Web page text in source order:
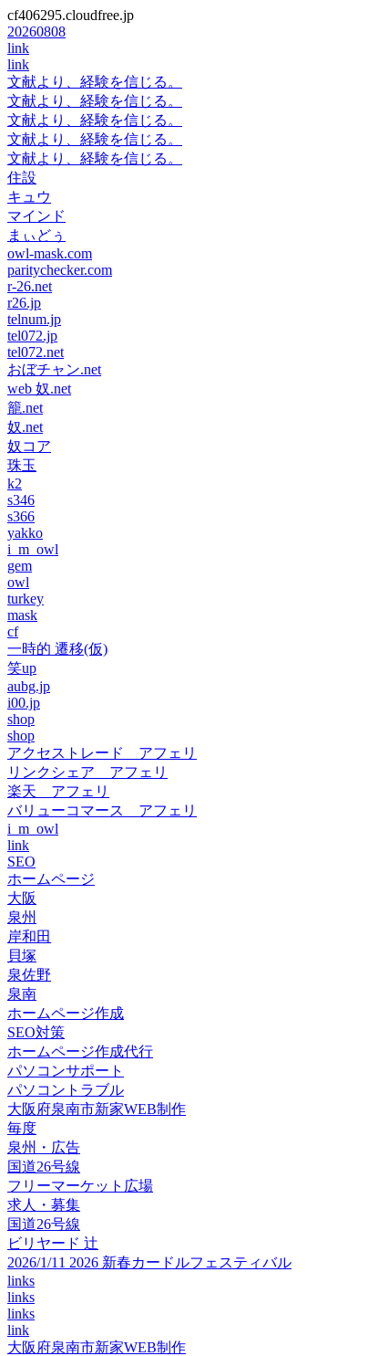
cf406295.cloudfree.jp
20260808
link
link
文献より、経験を信じる。
文献より、経験を信じる。
文献より、経験を信じる。
文献より、経験を信じる。
文献より、経験を信じる。
住設
キュウ
マインド
まぃどぅ
owl-mask.com
paritychecker.com
r-26.net
r26.jp
telnum.jp
tel072.jp
tel072.net
おぼチャン.net
web 奴.net
籠.net
奴.net
奴コア
珠玉
k2
s346
s366
yakko
i_m_owl
gem
owl
turkey
mask
cf
一時的 遷移(仮)
笑up
aubg.jp
i00.jp
shop
shop
アクセストレード アフェリ
リンクシェア アフェリ
楽天 アフェリ
バリューコマース アフェリ
i_m_owl
link
SEO
ホームページ
大阪
泉州
岸和田
貝塚
泉佐野
泉南
ホームページ作成
SEO対策
ホームページ作成代行
パソコンサポート
パソコントラブル
大阪府泉南市新家WEB制作
毎度
泉州・広告
国道26号線
フリーマーケット広場
求人・募集
国道26号線
ビリヤード 辻
2026/1/11 2026 新春カードルフェスティバル
links
links
links
link
大阪府泉南市新家WEB制作